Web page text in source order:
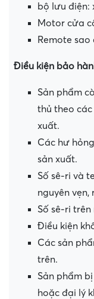
bộ lưu điện:
Motor cửa
Remote sao
Điều kiện bảo
Sản phẩm
thủ theo
xuất.
Các hư
sản xuất.
Số sê-ri và
nguyên vẹn,
Số sê-ri
Điều kiện
Các sản
trên.
Sản phẩm
hoặc đại lý